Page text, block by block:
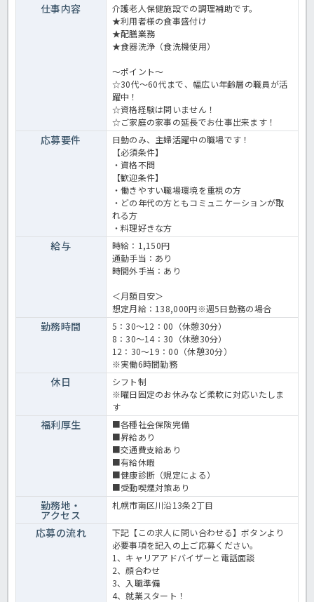
仕事内容
介護老人保健施設での調理補助です。
★利用者様の食事盛付け
★配膳業務
★食器洗浄（食洗機使用）
～ポイント～
☆30代～60代まで、幅広い年齢層の職員が活
躍中！
☆資格経験は問いません！
☆ご家庭の家事の延長でお仕事出来ます！
応募要件
日勤のみ、主婦活躍中の職場です！
【必須条件】
・資格不問
【歓迎条件】
・働きやすい職場環境を重視の方
・どの年代の方ともコミュニケーションが取
れる方
・料理好きな方
給与
時給：1,150円
通勤手当：あり
時間外手当：あり
＜月額目安＞
想定月給：138,000円※週5日勤務の場合
勤務時間
5：30～12：00（休憩30分）
8：30～14：30（休憩30分）
12：30～19：00（休憩30分）
※実働6時間勤務
休日
シフト制
※曜日固定のお休みなど柔軟に対応いたしま
す
福利厚生
■各種社会保険完備
■昇給あり
■交通費支給あり
■有給休暇
■健康診断（規定による）
■受動喫煙対策あり
勤務地・
アクセス
札幌市南区川沿13条2丁目
応募の流れ
下記【この求人に問い合わせる】ボタンより
必要事項を記入の上ご応募ください。
1、キャリアアドバイザーと電話面談
2、顔合わせ
3、入職準備
4、就業スタート！